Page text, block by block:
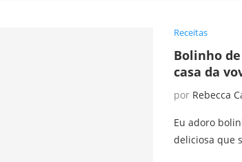
Receitas
Bolinho
casa da
por Rebecca
Eu adoro
deliciosa que